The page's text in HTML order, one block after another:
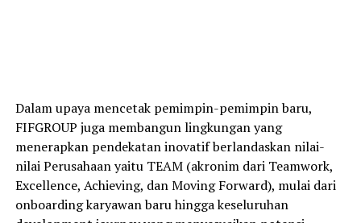
Dalam upaya mencetak pemimpin-pemimpin baru,
FIFGROUP juga membangun lingkungan yang
menerapkan pendekatan inovatif berlandaskan nilai-
nilai Perusahaan yaitu TEAM (akronim dari Teamwork,
Excellence, Achieving, dan Moving Forward), mulai dari
onboarding karyawan baru hingga keseluruhan